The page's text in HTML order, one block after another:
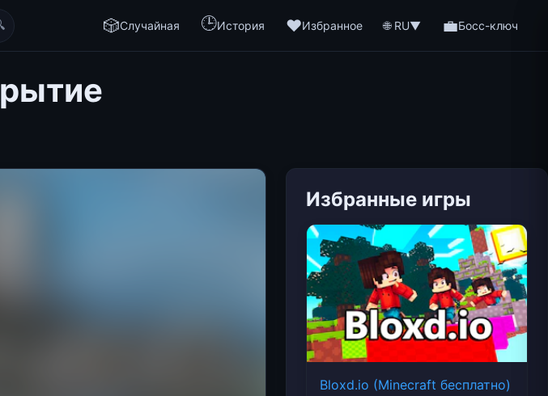
🎲Случайная 🕒История ❤️Избранное 🌐 RU▼ 💼Босс-ключ
Избранные игры
Bloxd.io (Minecraft бесплатно)